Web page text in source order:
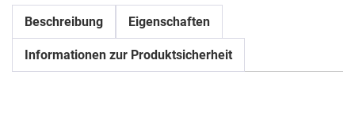
Beschreibung Eigenschaften
Informationen zur Produktsicherheit